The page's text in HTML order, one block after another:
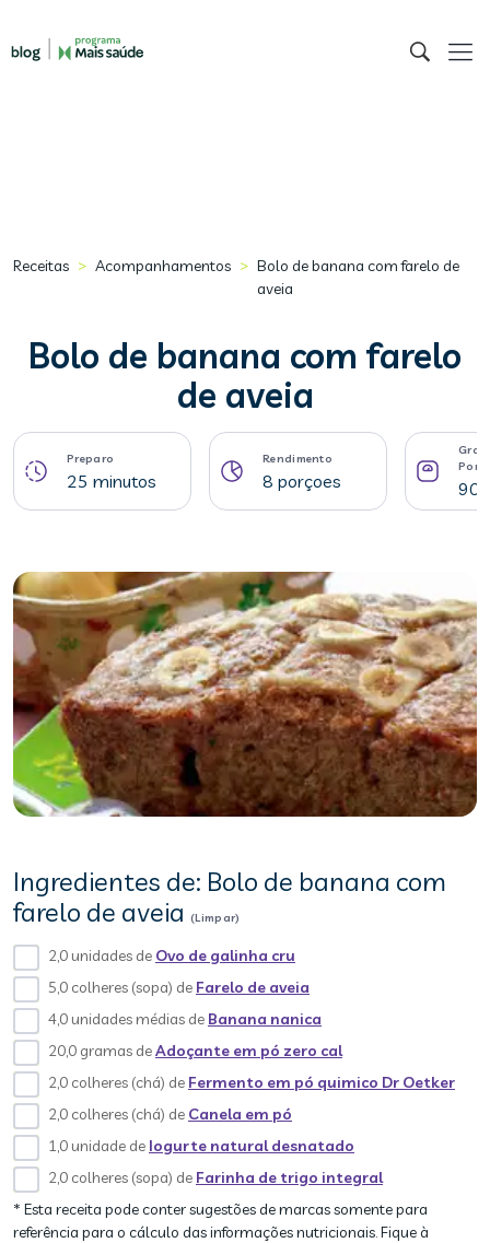
Receitas > Acompanhamentos > Bolo de banana com farelo de
aveia
Bolo de banana com farelo
de aveia
Preparo
25 minutos
Rendimento
8 porçoes 90
Ingredientes de: Bolo de banana com
farelo de aveia (Limpar)
2,0 unidades de Ovo de galinha cru
5,0 colheres (sopa) de Farelo de aveia
4,0 unidades médias de Banana nanica
20,0 gramas deAdoçante em pó zero cal
2,0 colheres (chá) de Fermento em pó quimico Dr Oetker
2,0 colheres (chá) de Canela em pó
1,0 unidade de Iogurte natural desnatado
2,0 colheres (sopa) de Farinha de trigo integral
* Esta receita pode conter sugestões de marcas somente para
referência para o cálculo das informações nutricionais. Fique à